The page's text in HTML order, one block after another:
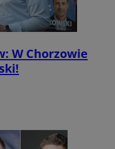
W Chorzowie